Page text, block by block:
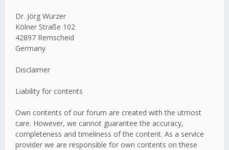
Dr. Jörg Wurzer
Kölner Straße 102
42897 Remscheid
Germany
Disclaimer
Liability for contents
Own contents of our forum are created with the utmost
care. However, we cannot guarantee the accuracy,
completeness and timeliness of the content. As a service
provider we are responsible for own contents on these